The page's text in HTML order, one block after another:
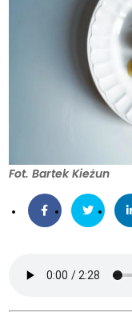
Fot. Bartek Kieżun